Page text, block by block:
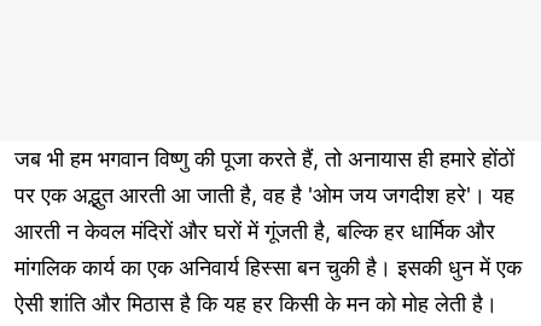
जब भी हम भगवान विष्णु की पूजा करते हैं, तो अनायास ही हमारे होंठों
पर एक अद्भुत आरती आ जाती है, वह है 'ओम जय जगदीश हरे'। यह
आरती न केवल मंदिरों और घरों में गूंजती है, बल्कि हर धार्मिक और
मांगलिक कार्य का एक अनिवार्य हिस्सा बन चुकी है। इसकी धुन में एक
ऐसी शांति और मिठास है कि यह हर किसी के मन को मोह लेती है।